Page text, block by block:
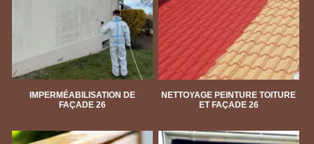
IMPERMÉABILISATION DE
FAÇADE 26
NETTOYAGE PEINTURE TOITURE
ET FAÇADE 26